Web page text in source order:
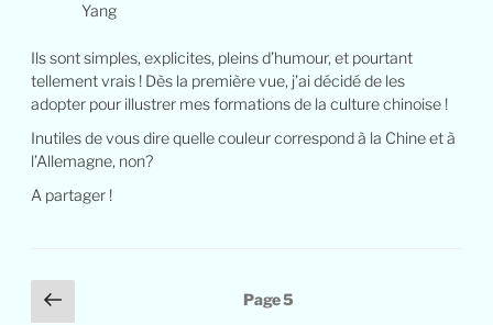
Yang
Ils sont simples, explicites, pleins d’humour, et pourtant
tellement vrais ! Dès la première vue, j’ai décidé de les
adopter pour illustrer mes formations de la culture chinoise !
Inutiles de vous dire quelle couleur correspond à la Chine et à
l’Allemagne, non?
A partager !
Pagination
Page
Page5